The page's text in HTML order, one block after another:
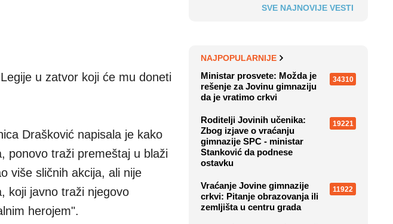
u zatvor koji će mu doneti
Drašković napisala je kako
ponovo traži premeštaj u blaži
više sličnih akcija, ali nije
koji javno traži njegovo
herojem".
SVE NAJNOVIJE VESTI
NAJPOPULARNIJE
Ministar prosvete: Možda je
rešenje za Jovinu gimnaziju
da je vratimo crkvi
34310
Roditelji Jovinih učenika:
Zbog izjave o vraćanju
gimnazije SPC - ministar
Stanković da podnese
ostavku
19221
Vraćanje Jovine gimnazije
crkvi: Pitanje obrazovanja ili
zemljišta u centru grada
11922